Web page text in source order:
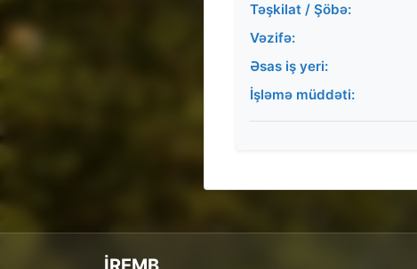
Təşkilat / Şöbə:
Vəzifə:
Əsas iş yeri:
İşləmə müddəti: